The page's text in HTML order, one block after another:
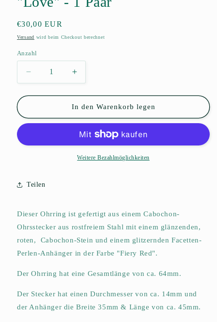
Normaler
Preis
€30,00 EUR
Versand wird beim Checkout berechnet
Anzahl
Anzahl
Verringere
die
Menge
Facetten-
&quot;Love&quot;
Erhöhe
die
Menge
für
Facetten-
Ohrringe
&quot;Love&quot;
In den Warenkorb legen
Weitere Bezahlmöglichkeiten
Teilen
Dieser Ohrring ist gefertigt aus einem Cabochon-
Ohrsstecker aus rostfreiem Stahl mit einem glänzenden,
roten, Cabochon-Stein und einem glitzernden Facetten-
Perlen-Anhänger in der Farbe "Fiery Red".
Der Ohrring hat eine Gesamtlänge von ca. 64mm.
Der Stecker hat einen Durchmesser von ca. 14mm und
der Anhänger die Breite 35mm & Länge von ca. 45mm.